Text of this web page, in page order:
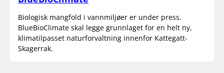
Biologisk mangfold i vannmiljøer er under press.
BlueBioClimate skal legge grunnlaget for en helt ny,
klimatilpasset naturforvaltning innenfor Kattegatt-
Skagerrak.